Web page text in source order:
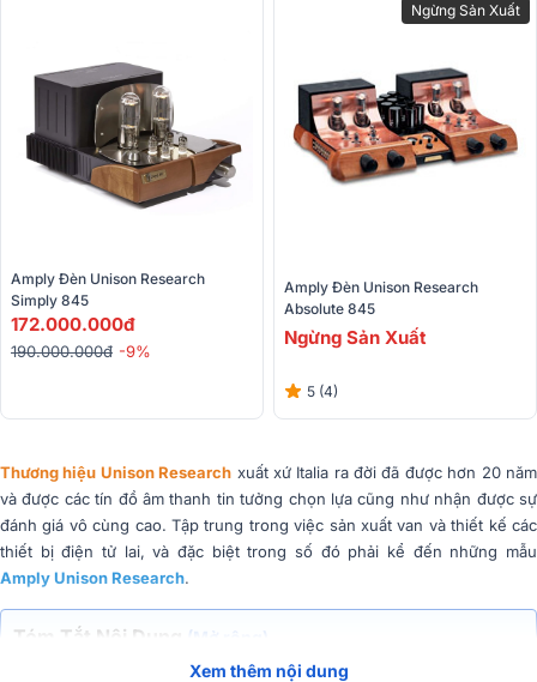
Amply Đèn Unison Research
Simply 845
172.000.000đ
190.000.000đ -9%
Ngừng Sản Xuất
Amply Đèn Unison Research
Absolute 845
Ngừng Sản Xuất
5 (4)
Thương hiệu Unison Research xuất xứ Italia ra đời đã được hơn 20 năm
và được các tín đồ âm thanh tin tưởng chọn lựa cũng như nhận được sự
đánh giá vô cùng cao. Tập trung trong việc sản xuất van và thiết kế các
thiết bị điện tử lai, và đặc biệt trong số đó phải kể đến những mẫu
Amply Unison Research.
Tóm Tắt Nội Dung (Mở rộng)
Xem thêm nội dung